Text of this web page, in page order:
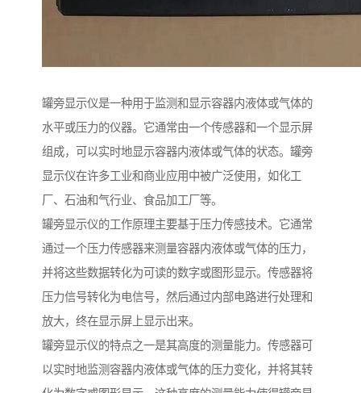
罐旁显示仪是一种用于监测和显示容器内液体或气体的
水平或压力的仪器。它通常由一个传感器和一个显示屏
组成，可以实时地显示容器内液体或气体的状态。罐旁
显示仪在许多工业和商业应用中被广泛使用，如化工
厂、石油和气行业、食品加工厂等。
罐旁显示仪的工作原理主要基于压力传感技术。它通常
通过一个压力传感器来测量容器内液体或气体的压力，
并将这些数据转化为可读的数字或图形显示。传感器将
压力信号转化为电信号，然后通过内部电路进行处理和
放大，终在显示屏上显示出来。
罐旁显示仪的特点之一是其高度的测量能力。传感器可
以实时地监测容器内液体或气体的压力变化，并将其转